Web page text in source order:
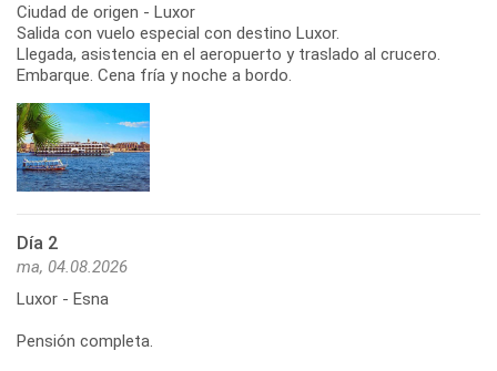
Ciudad de origen - Luxor
Salida con vuelo especial con destino Luxor.
Llegada, asistencia en el aeropuerto y traslado al crucero.
Embarque. Cena fría y noche a bordo.
Día 2
ma, 04.08.2026
Luxor - Esna
Pensión completa.